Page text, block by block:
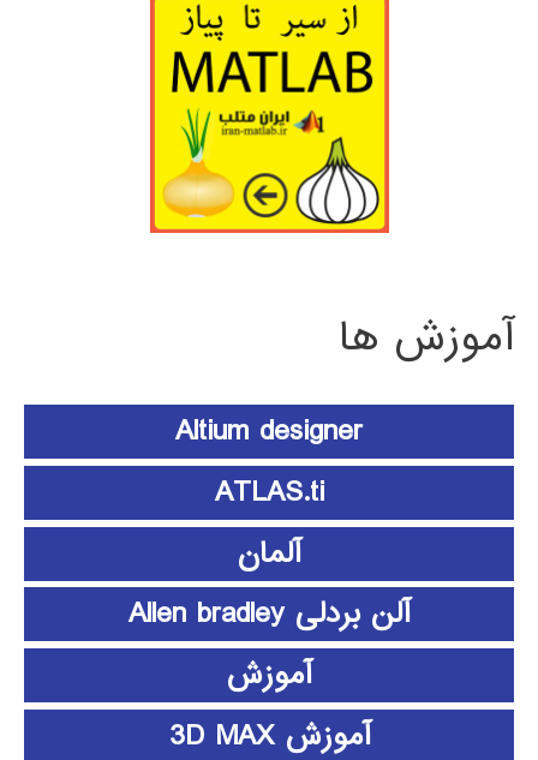
آموزش ها
Altium designer
ATLAS.ti
آلمان
آلن بردلی Allen bradley
آموزش
آموزش 3D MAX